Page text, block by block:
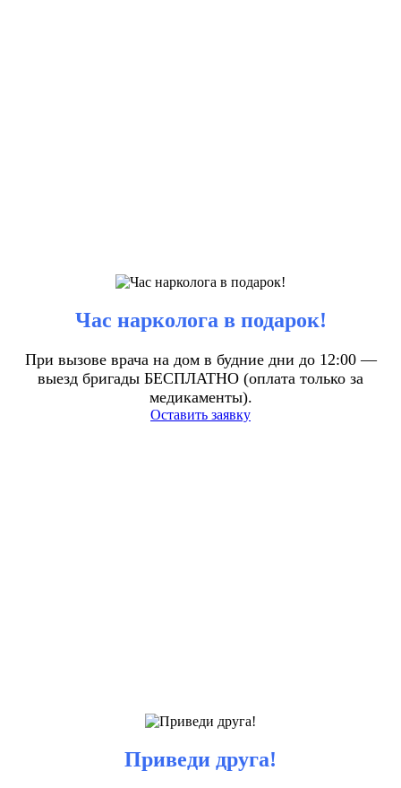
Час нарколога в подарок!
При вызове врача на дом в будние дни до 12:00 —
выезд бригады БЕСПЛАТНО (оплата только за
медикаменты).
Оставить заявку
Приведи друга!